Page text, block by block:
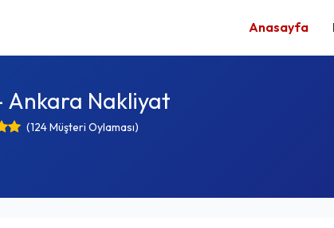
Anasayfa
Ankara Nakliyat
(124 Müşteri Oylaması)